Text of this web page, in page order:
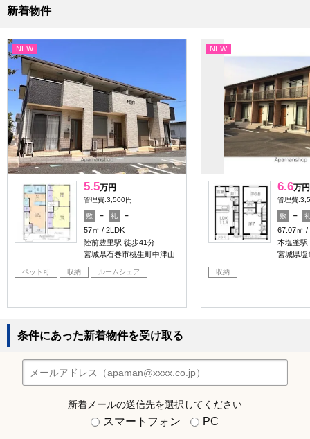
新着物件
NEW
5.5万円
管理費:3,500円
敷 － 礼
－
57㎡
2LDK
陸前豊里駅 徒歩41分
宮城県石巻市桃生町中津山
ペット可 収納 ルームシェア
NEW
6.6万円
管理費
敷 －
67.07㎡
本塩釜駅
宮城県塩
収納
条件にあった新着物件を受け取る
新着メールの送信先を選択してください
スマートフォン PC